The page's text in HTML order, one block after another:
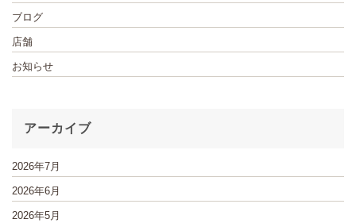
ブログ
店舗
お知らせ
アーカイブ
2026年7月
2026年6月
2026年5月